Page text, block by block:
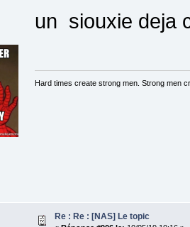
un siouxie deja
Hard times create strong men. Strong men
Re : Re : [NAS] Le topic